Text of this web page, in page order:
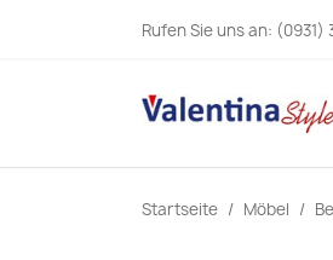
Rufen Sie uns an: (0931)
Startseite Möbel